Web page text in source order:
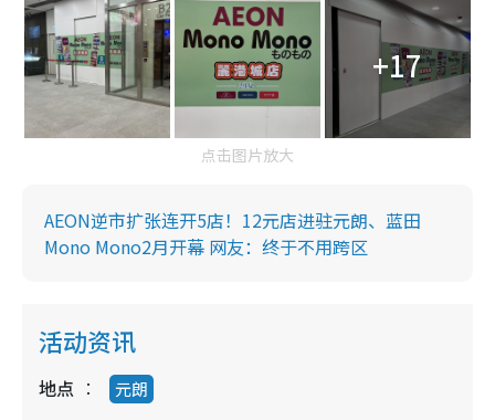
+17
点击图片放大
AEON逆市扩张连开5店！12元店进驻元朗、蓝田
Mono Mono2月开幕 网友：终于不用跨区
活动资讯
地点 元朗